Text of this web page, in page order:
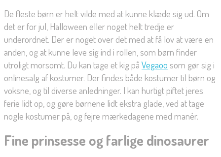
De fleste børn er helt vilde med at kunne klæde sig ud. Om
det er for jul, Halloween eller noget helt tredje er
underordnet. Der er noget over det med at få lov at være en
anden, og at kunne leve sig ind i rollen, som børn finder
utroligt morsomt. Du kan tage et kig på Vegaoo som gør sig i
onlinesalg af kostumer. Der findes både kostumer til børn og
voksne, og til diverse anledninger. I kan hurtigt piftet jeres
ferie lidt op, og gøre børnene lidt ekstra glade, ved at tage
nogle kostumer på, og fejre mærkedagene med manér.
Fine prinsesse og farlige dinosaurer